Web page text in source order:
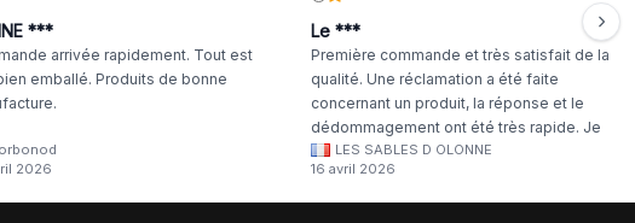
***
arrivée rapidement. Tout est
emballé. Produits de bonne
2026
Le ***
Première commande et très satisfait de la
qualité. Une réclamation a été faite
concernant un produit, la réponse et le
dédommagement ont été très rapide. Je
continuerai à commander chez WA Artisan
!
LES SABLES D OLONNE
16 avril 2026